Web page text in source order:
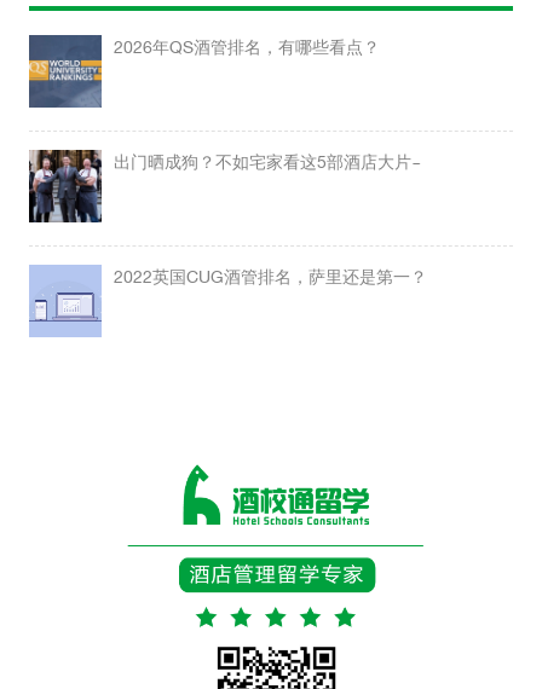
2026年QS酒管排名，有哪些看点？
出门晒成狗？不如宅家看这5部酒店大片~
2022英国CUG酒管排名，萨里还是第一？